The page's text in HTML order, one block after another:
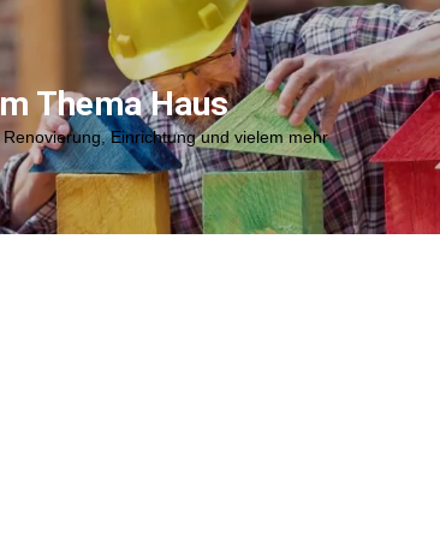
Thema Haus
Einrichtung und vielem mehr